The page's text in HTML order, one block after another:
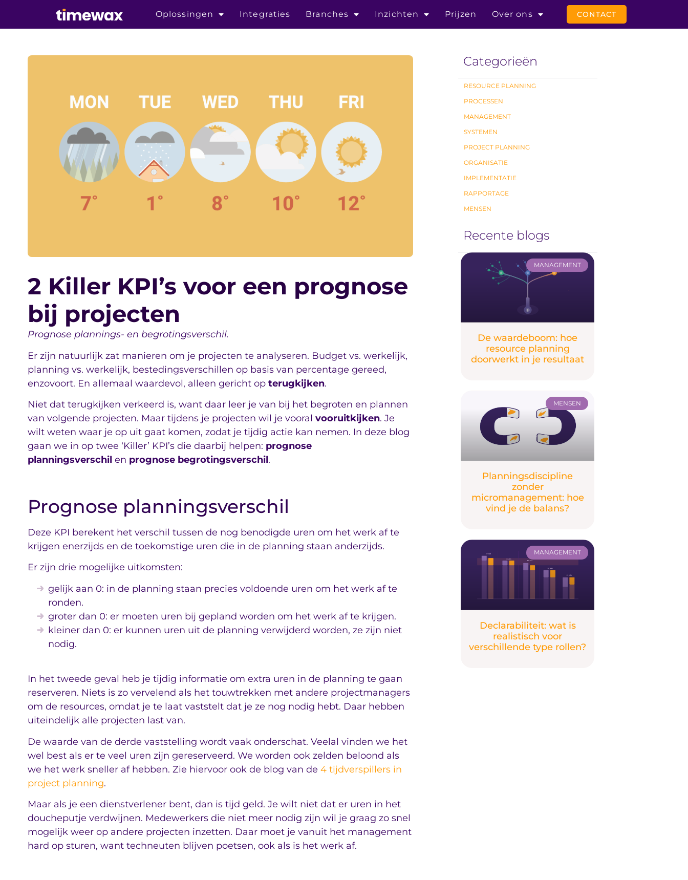
Oplossingen Integraties Branches Inzichten Prijzen Over ons CONTACT
2 Killer KPI’s voor een prognose
bij projecten
Prognose plannings- en begrotingsverschil.
Er zijn natuurlijk zat manieren om je projecten te analyseren. Budget vs. werkelijk,
planning vs. werkelijk, bestedingsverschillen op basis van percentage gereed,
enzovoort. En allemaal waardevol, alleen gericht op terugkijken.
Niet dat terugkijken verkeerd is, want daar leer je van bij het begroten en plannen
van volgende projecten. Maar tijdens je projecten wil je vooral vooruitkijken. Je
wilt weten waar je op uit gaat komen, zodat je tijdig actie kan nemen. In deze blog
gaan we in op twee ‘Killer’ KPI’s die daarbij helpen: prognose
planningsverschil en prognose begrotingsverschil.
Prognose planningsverschil
Deze KPI berekent het verschil tussen de nog benodigde uren om het werk af te
krijgen enerzijds en de toekomstige uren die in de planning staan anderzijds.
Er zijn drie mogelijke uitkomsten:
gelijk aan 0: in de planning staan precies voldoende uren om het werk af te
ronden.
groter dan 0: er moeten uren bij gepland worden om het werk af te krijgen.
kleiner dan 0: er kunnen uren uit de planning verwijderd worden, ze zijn niet
nodig.
In het tweede geval heb je tijdig informatie om extra uren in de planning te gaan
reserveren. Niets is zo vervelend als het touwtrekken met andere projectmanagers
om de resources, omdat je te laat vaststelt dat je ze nog nodig hebt. Daar hebben
uiteindelijk alle projecten last van.
De waarde van de derde vaststelling wordt vaak onderschat. Veelal vinden we het
wel best als er te veel uren zijn gereserveerd. We worden ook zelden beloond als
we het werk sneller af hebben. Zie hiervoor ook de blog van de 4 tijdverspillers in
project planning.
Maar als je een dienstverlener bent, dan is tijd geld. Je wilt niet dat er uren in het
doucheputje verdwijnen. Medewerkers die niet meer nodig zijn wil je graag zo snel
mogelijk weer op andere projecten inzetten. Daar moet je vanuit het management
hard op sturen, want techneuten blijven poetsen, ook als is het werk af.
Categorieën
RESOURCE PLANNING
PROCESSEN
MANAGEMENT
SYSTEMEN
PROJECT PLANNING
ORGANISATIE
IMPLEMENTATIE
RAPPORTAGE
MENSEN
Recente blogs
MANAGEMENT
De waardeboom: hoe
resource planning
doorwerkt in je resultaat
MENSEN
Planningsdiscipline
zonder
micromanagement: hoe
vind je de balans?
MANAGEMENT
Declarabiliteit: wat is
realistisch voor
verschillende type rollen?